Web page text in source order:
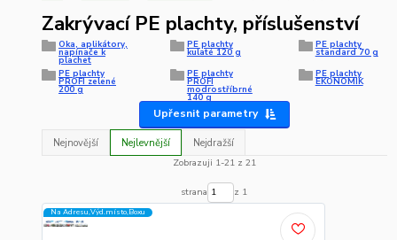
Zakrývací PE plachty, příslušenství
Oka, aplikátory,
napínače k
plachet
PE plachty
kulaté 120 g
PE plachty
standard 70 g
PE plachty
PROFI zelené
200 g
PE plachty
PROFI
modrostříbrné
140 g
PE plachty
EKONOMIK
Upřesnit parametry
Nejnovější Nejlevnější
Nejdražší
Zobrazuji 1-21 z 21
strana z 1
Na Adresu,Výd.místo,Boxu